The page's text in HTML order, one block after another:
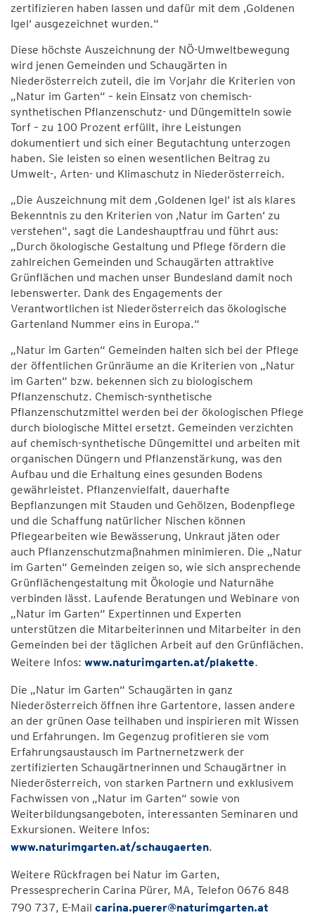
zertifizieren haben lassen und dafür mit dem ‚Goldenen
Igel‘ ausgezeichnet wurden.“
Diese höchste Auszeichnung der NÖ-Umweltbewegung
wird jenen Gemeinden und Schaugärten in
Niederösterreich zuteil, die im Vorjahr die Kriterien von
„Natur im Garten“ – kein Einsatz von chemisch-
synthetischen Pflanzenschutz- und Düngemitteln sowie
Torf – zu 100 Prozent erfüllt, ihre Leistungen
dokumentiert und sich einer Begutachtung unterzogen
haben. Sie leisten so einen wesentlichen Beitrag zu
Umwelt-, Arten- und Klimaschutz in Niederösterreich.
„Die Auszeichnung mit dem ‚Goldenen Igel‘ ist als klares
Bekenntnis zu den Kriterien von ‚Natur im Garten‘ zu
verstehen“, sagt die Landeshauptfrau und führt aus:
„Durch ökologische Gestaltung und Pflege fördern die
zahlreichen Gemeinden und Schaugärten attraktive
Grünflächen und machen unser Bundesland damit noch
lebenswerter. Dank des Engagements der
Verantwortlichen ist Niederösterreich das ökologische
Gartenland Nummer eins in Europa.“
„Natur im Garten“ Gemeinden halten sich bei der Pflege
der öffentlichen Grünräume an die Kriterien von „Natur
im Garten“ bzw. bekennen sich zu biologischem
Pflanzenschutz. Chemisch-synthetische
Pflanzenschutzmittel werden bei der ökologischen Pflege
durch biologische Mittel ersetzt. Gemeinden verzichten
auf chemisch-synthetische Düngemittel und arbeiten mit
organischen Düngern und Pflanzenstärkung, was den
Aufbau und die Erhaltung eines gesunden Bodens
gewährleistet. Pflanzenvielfalt, dauerhafte
Bepflanzungen mit Stauden und Gehölzen, Bodenpflege
und die Schaffung natürlicher Nischen können
Pflegearbeiten wie Bewässerung, Unkraut jäten oder
auch Pflanzenschutzmaßnahmen minimieren. Die „Natur
im Garten“ Gemeinden zeigen so, wie sich ansprechende
Grünflächengestaltung mit Ökologie und Naturnähe
verbinden lässt. Laufende Beratungen und Webinare von
„Natur im Garten“ Expertinnen und Experten
unterstützen die Mitarbeiterinnen und Mitarbeiter in den
Gemeinden bei der täglichen Arbeit auf den Grünflächen.
Weitere Infos: www.naturimgarten.at/plakette.
Die „Natur im Garten“ Schaugärten in ganz
Niederösterreich öffnen ihre Gartentore, lassen andere
an der grünen Oase teilhaben und inspirieren mit Wissen
und Erfahrungen. Im Gegenzug profitieren sie vom
Erfahrungsaustausch im Partnernetzwerk der
zertifizierten Schaugärtnerinnen und Schaugärtner in
Niederösterreich, von starken Partnern und exklusivem
Fachwissen von „Natur im Garten“ sowie von
Weiterbildungsangeboten, interessanten Seminaren und
Exkursionen. Weitere Infos:
www.naturimgarten.at/schaugaerten.
Weitere Rückfragen bei Natur im Garten,
Pressesprecherin Carina Pürer, MA, Telefon 0676 848
790 737, E-Mail carina.puerer@naturimgarten.at